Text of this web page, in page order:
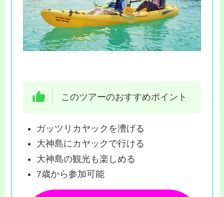
このツアーのおすすめポイント
ガッツリカヤックを漕げる
大神島にカヤックで行ける
大神島の観光も楽しめる
7歳から参加可能